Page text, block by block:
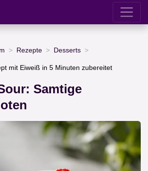
Rezepte Desserts
mit Eiweiß in 5 Minuten zubereitet
Samtige